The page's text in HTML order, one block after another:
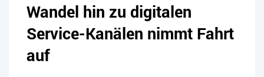
Wandel hin zu digitalen
Service-Kanälen nimmt Fahrt
auf